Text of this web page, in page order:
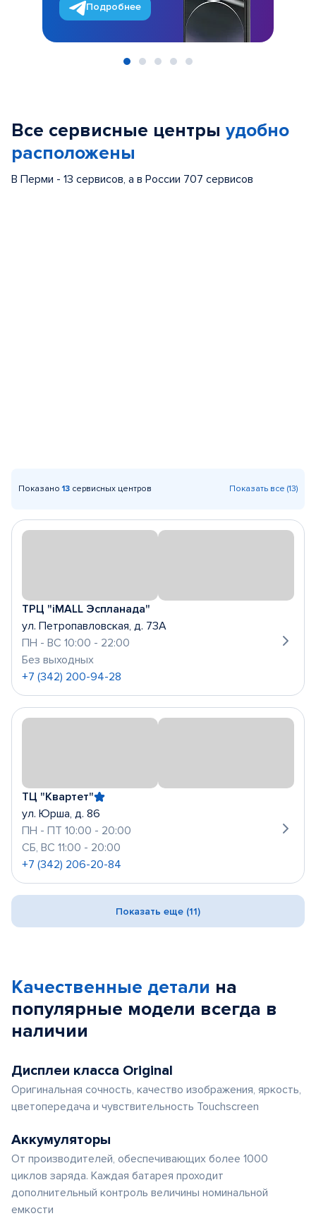
Подробнее
Все сервисные центры удобно
расположены
В Перми - 13 сервисов, а в России 707 сервисов
Показано 13 сервисных центров Показать все (13)
ТРЦ "iMALL Эспланада"
ул. Петропавловская, д. 73А
ПН - ВС 10:00 - 22:00
Без выходных
+7 (342) 200-94-28
ТЦ "Квартет"
ул. Юрша, д. 86
ПН - ПТ 10:00 - 20:00
СБ, ВС 11:00 - 20:00
+7 (342) 206-20-84
Показать еще (11)
Качественные детали на
популярные модели всегда в
наличии
Дисплеи класса Original
Оригинальная сочность, качество изображения, яркость,
цветопередача и чувствительность Touchscreen
Аккумуляторы
От производителей, обеспечивающих более 1000
циклов заряда. Каждая батарея проходит
дополнительный контроль величины номинальной
емкости